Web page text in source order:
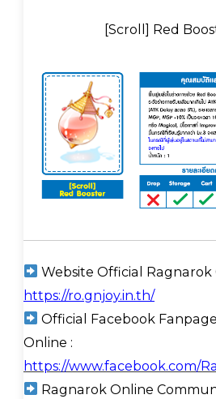
[Scroll] Red
Website Official Ragnarok
https://ro.gnjoy.in.th/
Official Facebook
Online :
https://www.facebook.com/
Ragnarok Online